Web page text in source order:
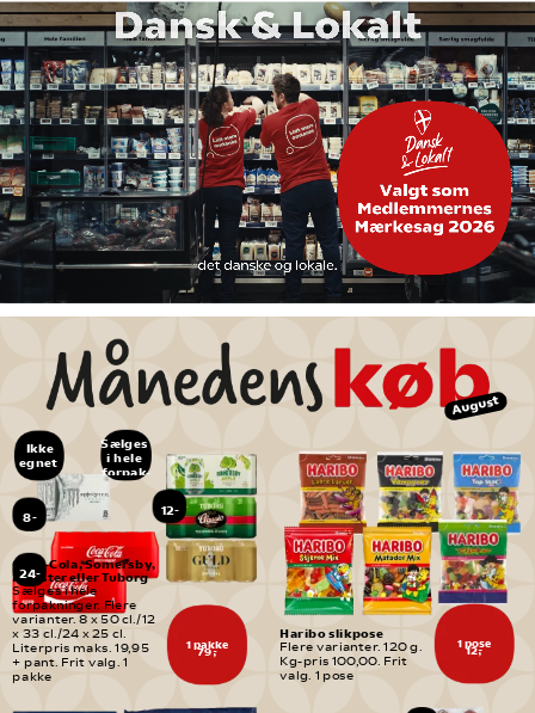
August
1 pose
12,-
Haribo slikpose
Flere varianter. 120 g.
Kg-pris 100,00. Frit
valg. 1 pose
1 pakke
79,-
Coca-Cola, Somersby,
Monster eller Tuborg
Sælges i hele
forpakninger. Flere
varianter. 8 x 50 cl./12
x 33 cl./24 x 25 cl.
Literpris maks. 19,95
+ pant. Frit valg. 1
pakke
12-
pak
Sælges
i hele
forpak-
ninger
24-
pak
8-
pak
Ikke
egnet
til
børn